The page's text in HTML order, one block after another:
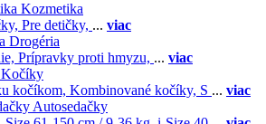
Kozmetika
Pre detičky, ... viac
Drogéria
Prípravky proti hmyzu, ... viac
Kočíky
kočíkom, Kombinované kočíky, S ... viac
Autosedačky